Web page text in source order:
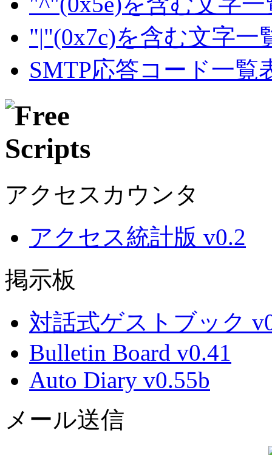
"|"(0x7c)を含む文字一
SMTP応答コード一覧
アクセスカウンタ
アクセス統計版 v0.2
掲示板
対話式ゲストブック
Bulletin Board v0.41
Auto Diary v0.55b
メール送信